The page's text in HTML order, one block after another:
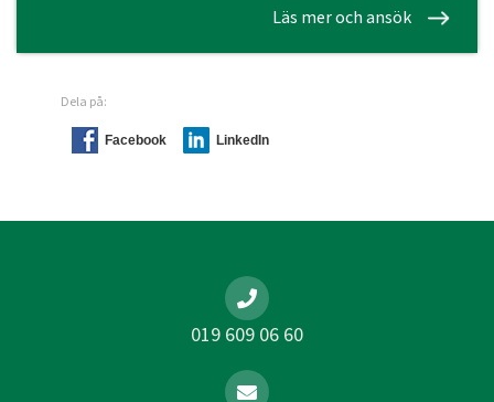
Läs mer och ansök
Dela på:
Facebook LinkedIn
019 609 06 60